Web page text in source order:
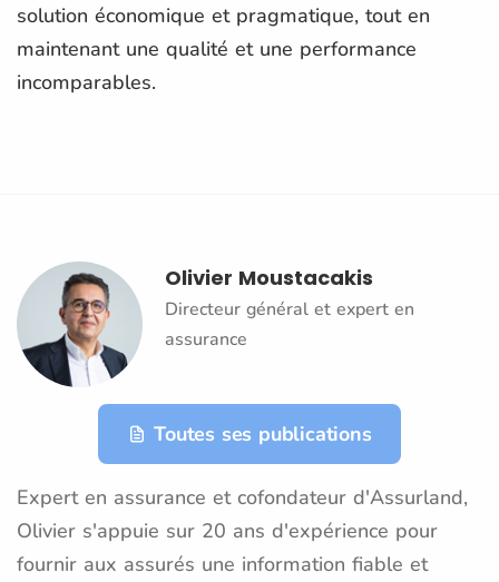
solution économique et pragmatique, tout en
maintenant une qualité et une performance
incomparables.
Olivier Moustacakis
Directeur général et expert en
assurance
Toutes ses publications
Expert en assurance et cofondateur d'Assurland,
Olivier s'appuie sur 20 ans d'expérience pour
fournir aux assurés une information fiable et